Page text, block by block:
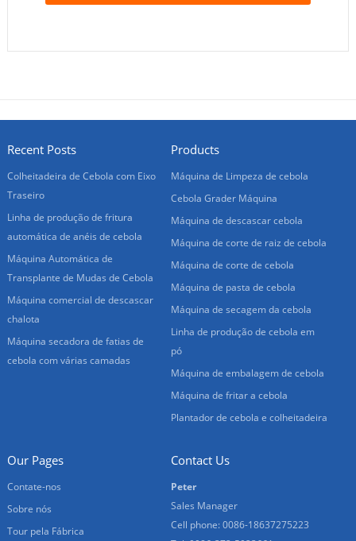
Recent Posts
Colheitadeira de Cebola com Eixo
Traseiro
Linha de produção de fritura
automática de anéis de cebola
Máquina Automática de
Transplante de Mudas de Cebola
Máquina comercial de descascar
chalota
Máquina secadora de fatias de
cebola com várias camadas
Products
Máquina de Limpeza de cebola
Cebola Grader Máquina
Máquina de descascar cebola
Máquina de corte de raiz de cebola
Máquina de corte de cebola
Máquina de pasta de cebola
Máquina de secagem da cebola
Linha de produção de cebola em
pó
Máquina de embalagem de cebola
Máquina de fritar a cebola
Plantador de cebola e colheitadeira
Our Pages
Contate-nos
Sobre nós
Tour pela Fábrica
Contact Us
Peter
Sales Manager
Cell phone: 0086-18637275223